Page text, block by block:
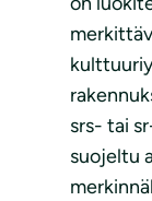
srs- tai
suojeltu